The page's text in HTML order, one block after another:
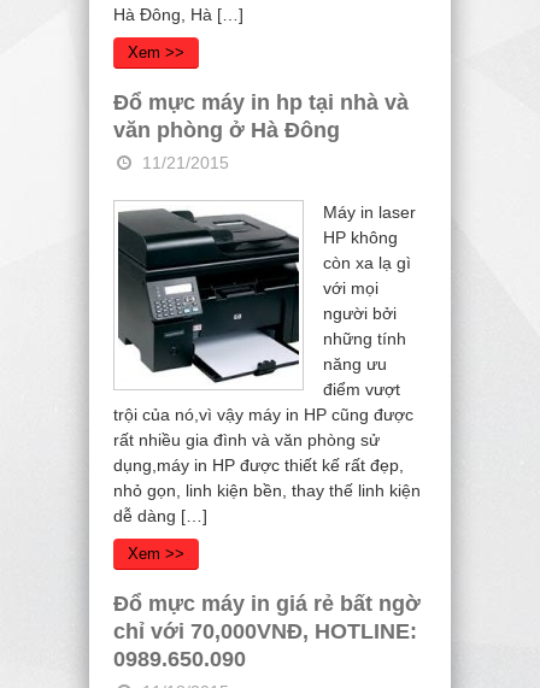
Hà Đông, Hà […]
Xem >>
Đổ mực máy in hp tại nhà và
văn phòng ở Hà Đông
11/21/2015
Máy in laser
HP không
còn xa lạ gì
với mọi
người bởi
những tính
năng ưu
điểm vượt
trội của nó,vì vậy máy in HP cũng được
rất nhiều gia đình và văn phòng sử
dụng,máy in HP được thiết kế rất đẹp,
nhỏ gọn, linh kiện bền, thay thế linh kiện
dễ dàng […]
Xem >>
Đổ mực máy in giá rẻ bất ngờ
chỉ với 70,000VNĐ, HOTLINE:
0989.650.090